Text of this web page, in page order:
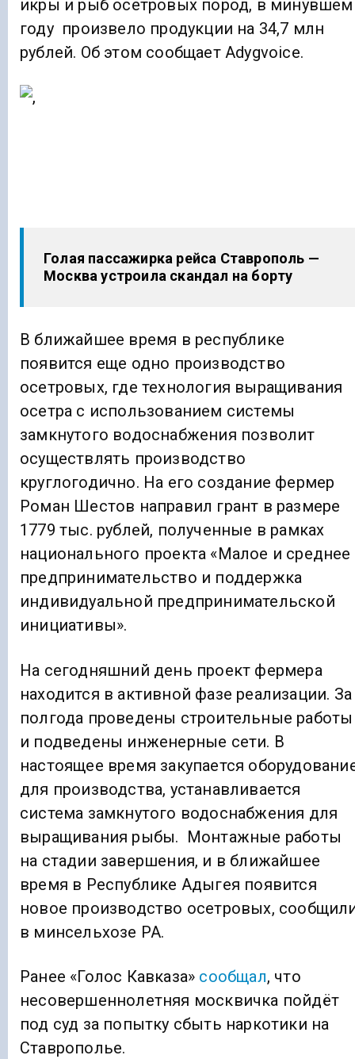
икры и рыб осетровых пород, в минувшем
году произвело продукции на 34,7 млн
рублей. Об этом сообщает Adygvoice.
Голая пассажирка рейса Ставрополь —
Москва устроила скандал на борту
В ближайшее время в республике
появится еще одно производство
осетровых, где технология выращивания
осетра с использованием системы
замкнутого водоснабжения позволит
осуществлять производство
круглогодично. На его создание фермер
Роман Шестов направил грант в размере
1779 тыс. рублей, полученные в рамках
национального проекта «Малое и среднее
предпринимательство и поддержка
индивидуальной предпринимательской
инициативы».
На сегодняшний день проект фермера
находится в активной фазе реализации. За
полгода проведены строительные работы
и подведены инженерные сети. В
настоящее время закупается
для производства, устанавливается
система замкнутого водоснабжения для
выращивания рыбы. Монтажные работы
на стадии завершения, и в ближайшее
время в Республике Адыгея появится
новое производство осетровых,
в минсельхозе РА.
Ранее «Голос Кавказа» сообщал, что
несовершеннолетняя москвичка пойдёт
под суд за попытку сбыть наркотики на
Ставрополье.